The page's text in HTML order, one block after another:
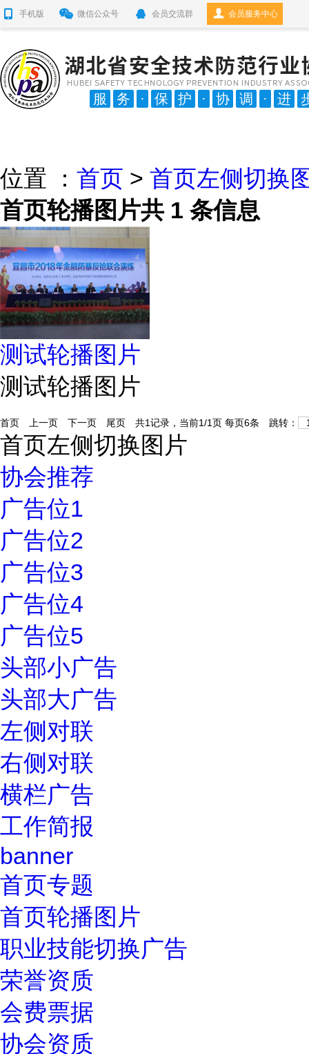
手机版 微信公众号 会员交流群 会员服务中心
服 务 · 保 护 · 协 调 · 进
位置 ： 首页 > 首页左侧切换
首页轮播图片共 1 条信息
测试轮播图片
测试轮播图片
首页 上一页 下一页 尾页 共1记录，当前1/1页 每页6条 跳转：
首页左侧切换图片
协会推荐
广告位1
广告位2
广告位3
广告位4
广告位5
头部小广告
头部大广告
左侧对联
右侧对联
横栏广告
工作简报
banner
首页专题
首页轮播图片
职业技能切换广告
荣誉资质
会费票据
协会资质